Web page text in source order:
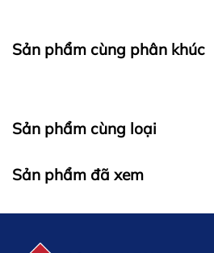
Sản phẩm cùng phân khúc
Sản phẩm cùng loại
Sản phẩm đã xem